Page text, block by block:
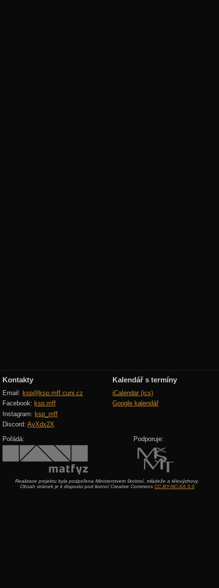
Kontakty
Email: ksp@ksp.mff.cuni.cz
Facebook: ksp.mff
Instagram: ksp_mff
Discord: AvXdx2X
Kalendář s termíny
iCalendar (ics)
Google kalendář
Pořádá: Podporuje:
Realizace projektu byla podpořena Ministerstvem školství, mládeže a tělovýchovy.
Obsah stránek je k dispozici pod licencí Creative Commons CC-BY-NC-SA 3.0